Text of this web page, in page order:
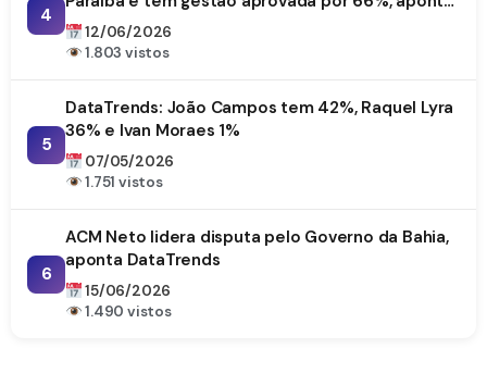
4
DataTrends
12/06/2026
1.803 vistos
5
DataTrends: João Campos tem 42%, Raquel Lyra
36% e Ivan Moraes 1%
07/05/2026
1.751 vistos
6
ACM Neto lidera disputa pelo Governo da Bahia,
aponta DataTrends
15/06/2026
1.490 vistos